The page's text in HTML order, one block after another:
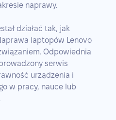
naprawy.
działać tak, jak
laptopów Lenovo
Odpowiednia
serwis
urządzenia i
w pracy, nauce lub